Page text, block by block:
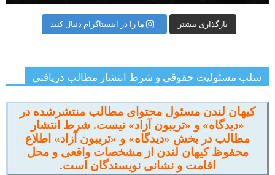
بارگذاری بیشتر ما را در اینستاگرام دنبال کنید
سلب مسئولیت حقوقی و شرط انتشار مطالب دریافتی
کیهان لندن مسئول محتوای مطالب منتشرشده در
«دیدگاه» و «تریبون آزاد» نیست. شرط انتشار
مطالب در بخش «دیدگاه» و «تریبون آزاد» اطلاع
محفوظ کیهان لندن از مشخصات واقعی و محل
اقامت و نشانی نویسندگان است.